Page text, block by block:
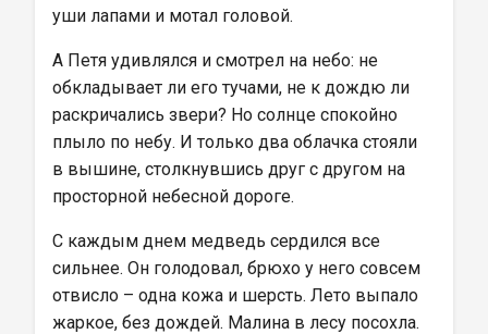
уши лапами и мотал головой.
А Петя удивлялся и смотрел на небо: не
обкладывает ли его тучами, не к дождю ли
раскричались звери? Но солнце спокойно
плыло по небу. И только два облачка стояли
в вышине, столкнувшись друг с другом на
просторной небесной дороге.
С каждым днем медведь сердился все
сильнее. Он голодовал, брюхо у него совсем
отвисло – одна кожа и шерсть. Лето выпало
жаркое, без дождей. Малина в лесу посохла.